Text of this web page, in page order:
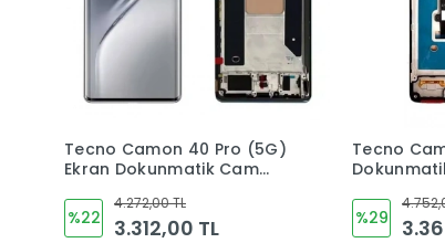
Tecno Camon 30 Ekran
Dokunmatik Cam ÇITALI
%29
4.752,00 TL
3.360,00 TL
Tecno
%29